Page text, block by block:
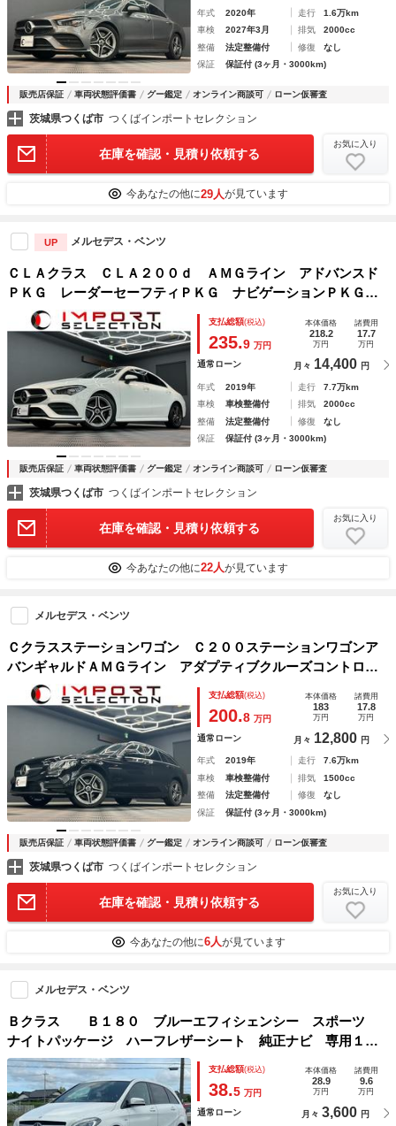
年式 2020年 走行
1.6万km
車検
2027年3月 排気
2000cc
整備
法定整備付 修復
なし
保証
保証付 (3ヶ月・3000km)
販売店保証 車両状態評価書 グー鑑定 オンライン商談可 ローン仮審査
茨城県つくば市 つくばインポートセレクション
在庫を確認・見積り依頼する
お気に入り
今あなたの他に29人が見ています
UP メルセデス・ベンツ
ＣＬＡクラス ＣＬＡ２００ｄ ＡＭＧライン アドバンスド
ＰＫＧ レーダーセーフティＰＫＧ ナビゲーションＰＫＧ
黒グレースポーツレザーシート ヘッドアップディスプレイ
フルセグ ３６０°カメラ ドライブレコーダー ＥＴＣ ＬＥ
Ｄヘッドライト
支払総額(税込)
235.9 万円
本体価格
218.2
万円
諸費用
17.7
万円
通常ローン 月々 14,400 円
年式 2019年 走行
7.7万km
車検
車検整備付 排気
2000cc
整備
法定整備付 修復
なし
保証
保証付 (3ヶ月・3000km)
販売店保証 車両状態評価書 グー鑑定 オンライン商談可 ローン仮審査
茨城県つくば市 つくばインポートセレクション
在庫を確認・見積り依頼する
お気に入り
今あなたの他に22人が見ています
メルセデス・ベンツ
Ｃクラスステーションワゴン Ｃ２００ステーションワゴンア
バンギャルドＡＭＧライン アダプティブクルーズコントロー
ル レザーシート シートヒーター ドライブレコーダー フ
ルセグＴＶ パワーシート パワーバックドア アンビエント
支払総額(税込)
200.8 万円
本体価格
183
万円
諸費用
17.8
万円
通常ローン 月々 12,800 円
年式 2019年 走行
7.6万km
車検
車検整備付 排気
1500cc
整備
法定整備付 修復
なし
保証
保証付 (3ヶ月・3000km)
販売店保証 車両状態評価書 グー鑑定 オンライン商談可 ローン仮審査
茨城県つくば市 つくばインポートセレクション
在庫を確認・見積り依頼する
お気に入り
今あなたの他に6人が見ています
メルセデス・ベンツ
Ｂクラス Ｂ１８０ ブルーエフィシェンシー スポーツ
ナイトパッケージ ハーフレザーシート 純正ナビ 専用１８
インチＡＷ バックモニター ＴＶ パワーシート オートラ
イト ＥＴＣ コーナーセンサー （ホワイト）
支払総額(税込)
38.5 万円
本体価格
28.9
万円
諸費用
9.6
万円
通常ローン 月々 3,600 円